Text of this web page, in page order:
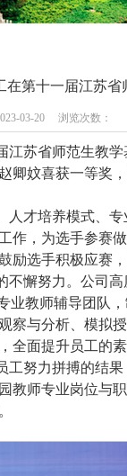
第十一届江苏省
03-20 浏览次数：
江苏省师范生教
妏喜获一等奖
才培养模式、
作，为选手参赛
励选手积极应赛，
懈努力。公司
业教师辅导团队
察与分析、模拟
全面提升员工的素
努力拼搏的结
教师专业岗位与